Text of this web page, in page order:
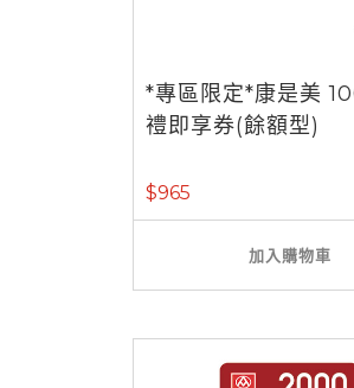
*專區限定*康是美
禮即享券(餘額型)
$965
加入購物車